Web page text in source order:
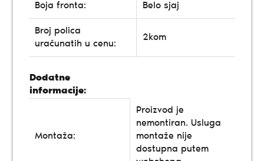
Boja fronta: Belo sjaj
Broj polica
uračunatih u cenu:
2kom
Dodatne
informacije:
Montaža:
Proizvod je
nemontiran. Usluga
montaže nije
dostupna putem